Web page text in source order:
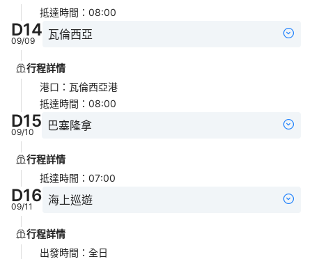
抵達時間 ： 08:00
D14
09/09 瓦倫西亞
行程詳情
港口 ： 瓦倫西亞港
抵達時間 ： 08:00
D15
09/10 巴塞隆拿
行程詳情
抵達時間 ： 07:00
D16
09/11 海上巡遊
行程詳情
出發時間 ： 全日